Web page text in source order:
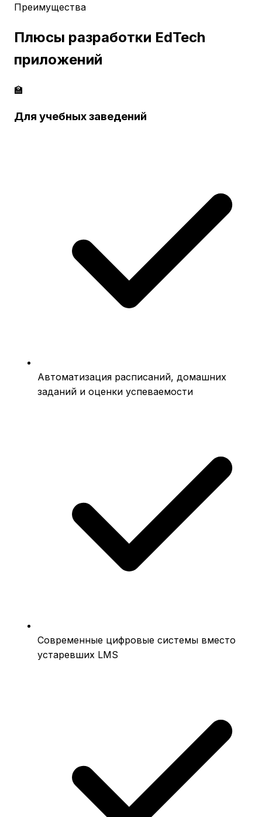
Преимущества
Плюсы разработки EdTech
приложений
🏫
Для учебных заведений
Автоматизация расписаний, домашних
заданий и оценки успеваемости
Современные цифровые системы вместо
устаревших LMS